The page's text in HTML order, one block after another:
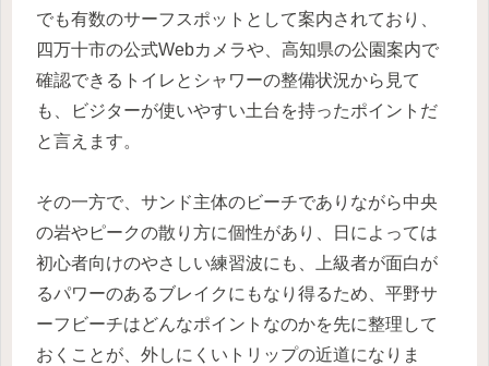
でも有数のサーフスポットとして案内されており、
四万十市の公式Webカメラや、高知県の公園案内で
確認できるトイレとシャワーの整備状況から見て
も、ビジターが使いやすい土台を持ったポイントだ
と言えます。
その一方で、サンド主体のビーチでありながら中央
の岩やピークの散り方に個性があり、日によっては
初心者向けのやさしい練習波にも、上級者が面白が
るパワーのあるブレイクにもなり得るため、平野サ
ーフビーチはどんなポイントなのかを先に整理して
おくことが、外しにくいトリップの近道になりま